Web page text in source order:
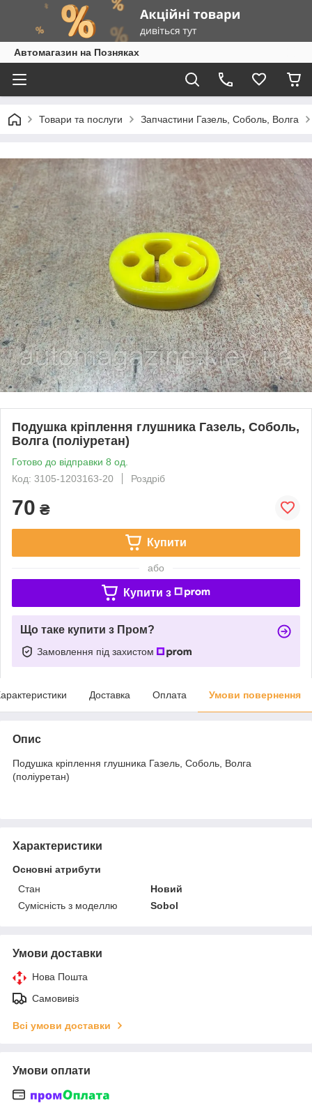
Автомагазин на Позняках
Товари та послуги Запчастини Газель, Соболь, Волга
Подушка кріплення глушника Газель, Соболь,
Волга (поліуретан)
Готово до відправки 8 од.
Код: 3105-1203163-20
Роздріб
70 ₴
Купити
або
Купити з
Що таке купити з Пром?
Замовлення під захистом
Доставка Оплата Умови повернення
Опис
Подушка кріплення глушника Газель, Соболь, Волга
(поліуретан)
Характеристики
Основні атрибути
Стан
Новий
Сумісність з моделлю
Sobol
Умови доставки
Нова Пошта
Самовивіз
Всі умови доставки
Умови оплати